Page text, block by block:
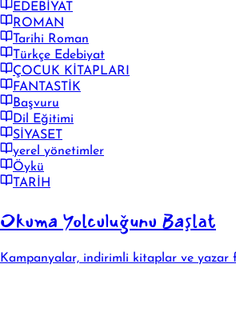
EDEBİYAT
ROMAN
Tarihi Roman
Türkçe Edebiyat
ÇOCUK KİTAPLARI
FANTASTİK
Başvuru
Dil Eğitimi
SİYASET
yerel yönetimler
Öykü
TARİH
Okuma Yolculuğunu Başlat
Kampanyalar, indirimli kitaplar ve yazar